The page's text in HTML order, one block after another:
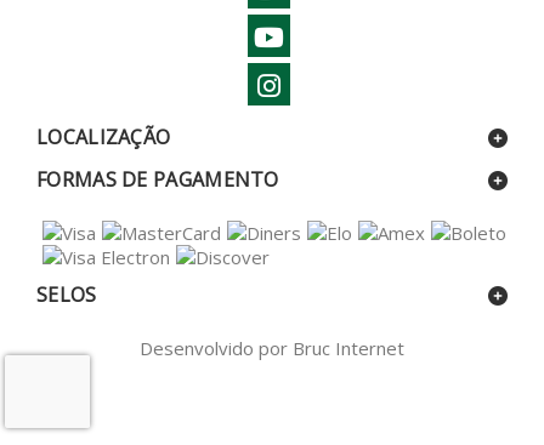
LOCALIZAÇÃO
FORMAS DE PAGAMENTO
SELOS
Desenvolvido por Bruc Internet